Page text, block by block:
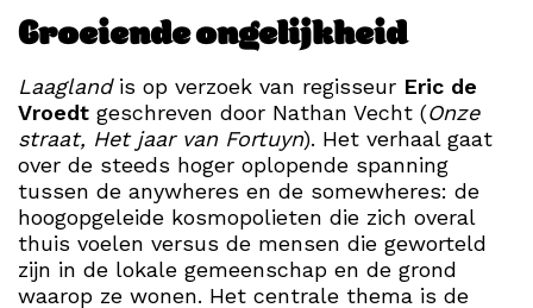
Groeiende ongelijkheid
Laaglandis op verzoek van regisseur Eric de
Vroedt geschreven door Nathan Vecht (Onze
straat, Het jaar van Fortuyn). Het verhaal gaat
over de steeds hoger oplopende spanning
tussen de anywheres en de somewheres: de
hoogopgeleide kosmopolieten die zich overal
thuis voelen versus de mensen die geworteld
zijn in de lokale gemeenschap en de grond
waarop ze wonen. Het centrale thema is de